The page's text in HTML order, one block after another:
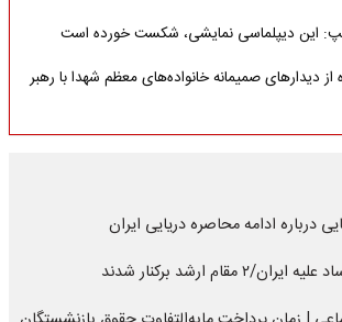
این دیپلماسی نمایشی، شکست خورده است
دیدارهای صمیمانه خانواده‌های معظم شهدا با رهبر
ادامه محاصره دریایی ایران
ارشد برکنار شدند